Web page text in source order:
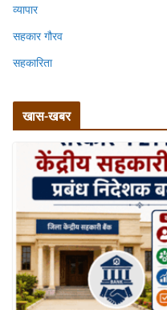
व्यापार
सहकार गौरव
सहकारिता
खास-खबर